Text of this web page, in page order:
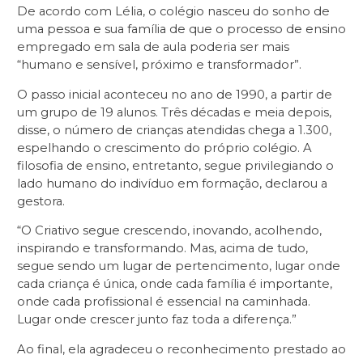
De acordo com Lélia, o colégio nasceu do sonho de
uma pessoa e sua família de que o processo de ensino
empregado em sala de aula poderia ser mais
“humano e sensível, próximo e transformador”.
O passo inicial aconteceu no ano de 1990, a partir de
um grupo de 19 alunos. Três décadas e meia depois,
disse, o número de crianças atendidas chega a 1.300,
espelhando o crescimento do próprio colégio. A
filosofia de ensino, entretanto, segue privilegiando o
lado humano do indivíduo em formação, declarou a
gestora.
“O Criativo segue crescendo, inovando, acolhendo,
inspirando e transformando. Mas, acima de tudo,
segue sendo um lugar de pertencimento, lugar onde
cada criança é única, onde cada família é importante,
onde cada profissional é essencial na caminhada.
Lugar onde crescer junto faz toda a diferença.”
Ao final, ela agradeceu o reconhecimento prestado ao